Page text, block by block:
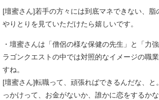
[壇蜜さん]若手の方々には到底マネできない、脂
やりとりを見ていただけたら嬉しいです。
・壇蜜さんは「僧侶の様な保健の先生」と「力
ラゴンクエストの中では対照的なイメージの職
すね。
[壇蜜さん]転職って、頑張ればできるんだな、と
っかけって、お金がないか、誰かに恋をするか